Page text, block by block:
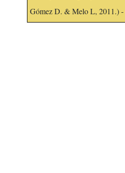
Gómez D. & Melo L, 2011.) -